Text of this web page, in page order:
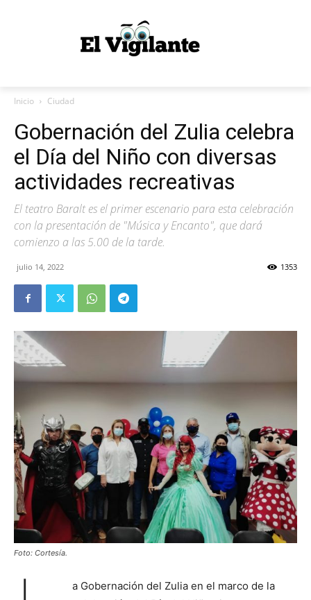
Inicio Ciudad
Gobernación del Zulia celebra
el Día del Niño con diversas
actividades recreativas
El teatro Baralt es el primer escenario para esta celebración
con la presentación de "Música y Encanto", que dará
comienzo a las 5.00 de la tarde.
julio 14, 2022 1353
Foto: Cortesía.
a Gobernación del Zulia en el marco de la